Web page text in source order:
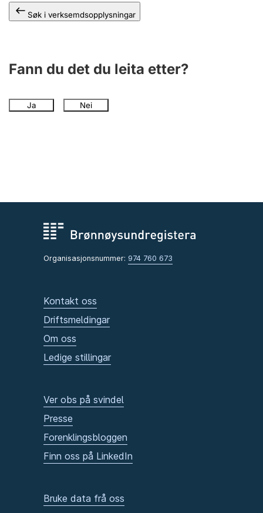
Søk i verksemdsopplysningar
Fann du det du leita etter?
Ja Nei
Organisasjonsnummer: 974 760 673
Kontakt oss
Driftsmeldingar
Om oss
Ledige stillingar
Ver obs på svindel
Presse
Forenklingsbloggen
Finn oss på LinkedIn
Bruke data frå oss